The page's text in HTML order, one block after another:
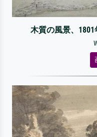
木質の風景、1801